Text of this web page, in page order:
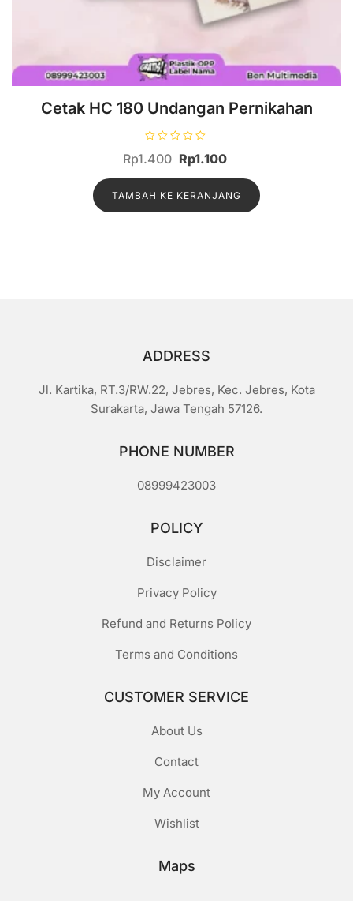
Cetak HC 180 Undangan Pernikahan
i
i
a
0
Rp1.400 Harga
aslinya
adalah:
Rp1.400.
Rp1.100
saat
ini
adalah:
TAMBAH KE KERANJANG
ADDRESS
Jl. Kartika, RT.3/RW.22, Jebres, Kec. Jebres, Kota
Surakarta, Jawa Tengah 57126.
PHONE NUMBER
08999423003
POLICY
Disclaimer
Privacy Policy
Refund and Returns Policy
Terms and Conditions
CUSTOMER SERVICE
About Us
Contact
My Account
Wishlist
Maps